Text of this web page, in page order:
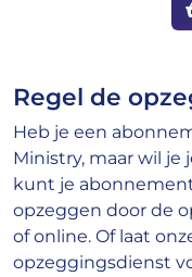
Regel de
Heb je een
Ministry, maar wil je
kunt je
opzeggen door de
of online. Of laat
opzeggingsdienst